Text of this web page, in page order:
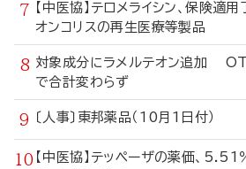
【中医協】テロメライシン、保険
オンコリスの再生医療等製品
対象成分にラメルテオン追加
で合計変わらず
〔人事〕東邦薬品（10月1日付）
【中医協】テッペーザの薬価、